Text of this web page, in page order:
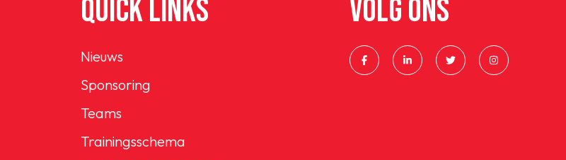
QUICK LINKS
Nieuws
Sponsoring
Teams
Trainingsschema
VOLG ONS